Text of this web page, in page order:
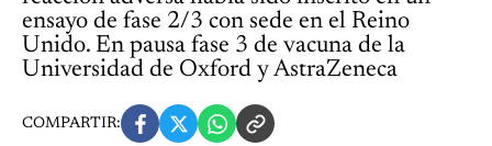
ensayo de fase 2/3 con sede en el Reino
Unido. En pausa fase 3 de vacuna de la
Universidad de Oxford y AstraZeneca
COMPARTIR: